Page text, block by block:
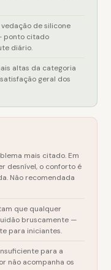
de silicone
ponto citado
diário.
altas da categoria
geral dos
mais citado. Em
desnível, o conforto é
Não recomendada
que qualquer
bruscamente —
para iniciantes.
para a
não acompanha os